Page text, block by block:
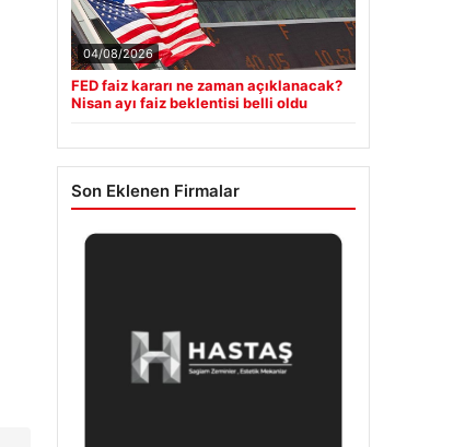
04/08/2026
FED faiz kararı ne zaman açıklanacak?
Nisan ayı faiz beklentisi belli oldu
Son Eklenen Firmalar